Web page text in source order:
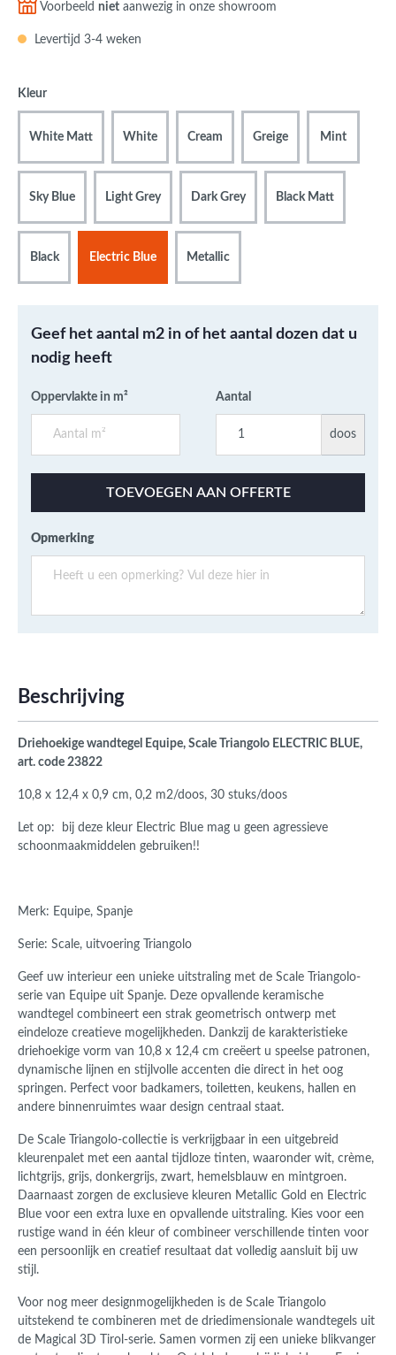
Voorbeeld niet aanwezig in onze showroom
Levertijd 3-4 weken
Kleur
White Matt White Cream Greige Mint
Sky Blue Light Grey Dark Grey Black Matt
Black Electric Blue Metallic
Geef het aantal m2 in of het aantal dozen dat u
nodig heeft
Oppervlakte in m² Aantal
doos
TOEVOEGEN AAN OFFERTE
Opmerking
Beschrijving
Driehoekige wandtegel Equipe, Scale Triangolo ELECTRIC BLUE,
art. code 23822
10,8 x 12,4 x 0,9 cm, 0,2 m2/doos, 30 stuks/doos
Let op: bij deze kleur Electric Blue mag u geen agressieve
schoonmaakmiddelen gebruiken!!
Merk: Equipe, Spanje
Serie: Scale, uitvoering Triangolo
Geef uw interieur een unieke uitstraling met de Scale Triangolo-
serie van Equipe uit Spanje. Deze opvallende keramische
wandtegel combineert een strak geometrisch ontwerp met
eindeloze creatieve mogelijkheden. Dankzij de karakteristieke
driehoekige vorm van 10,8 x 12,4 cm creëert u speelse patronen,
dynamische lijnen en stijlvolle accenten die direct in het oog
springen. Perfect voor badkamers, toiletten, keukens, hallen en
andere binnenruimtes waar design centraal staat.
De Scale Triangolo-collectie is verkrijgbaar in een uitgebreid
kleurenpalet met een aantal tijdloze tinten, waaronder wit, crème,
lichtgrijs, grijs, donkergrijs, zwart, hemelsblauw en mintgroen.
Daarnaast zorgen de exclusieve kleuren Metallic Gold en Electric
Blue voor een extra luxe en opvallende uitstraling. Kies voor een
rustige wand in één kleur of combineer verschillende tinten voor
een persoonlijk en creatief resultaat dat volledig aansluit bij uw
stijl.
Voor nog meer designmogelijkheden is de Scale Triangolo
uitstekend te combineren met de driedimensionale wandtegels uit
de Magical 3D Tirol-serie. Samen vormen zij een unieke blikvanger